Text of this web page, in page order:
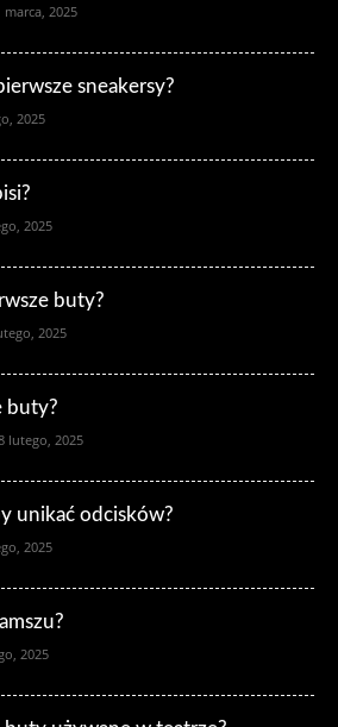
2025
sneakersy?
2025
2025
buty?
2025
buty?
lutego, 2025
unikać odcisków?
2025
2025